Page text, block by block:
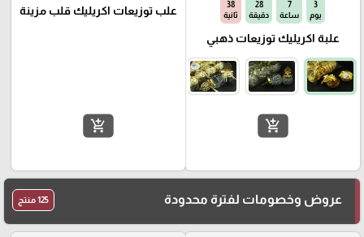
3
يوم
7
ساعة
28
دقيقة
37
ثانية
علبة اكريليك توزيعات ذهبي
add_shopping_cart
علب توزيعات اكريليك قلب مزينة
add_shopping_cart
عروض وخصومات لفترة محدودة 125 منتج